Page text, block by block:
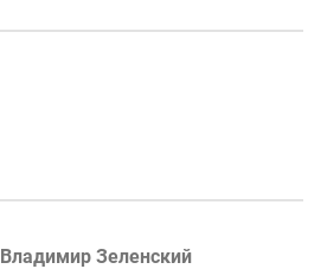
Владимир Зеленский